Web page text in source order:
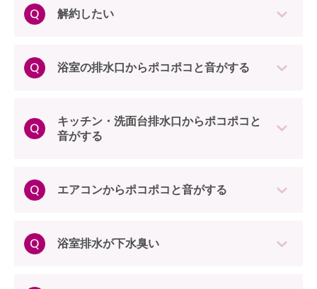
解約したい
浴室の排水口からポコポコと音がする
キッチン・洗面台排水口からポコポコと
音がする
エアコンからポコポコと音がする
浴室排水が下水臭い